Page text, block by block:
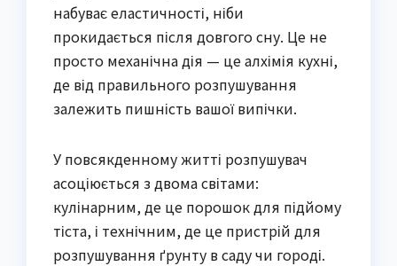
набуває еластичності, ніби
прокидається після довгого сну. Це не
просто механічна дія — це алхімія кухні,
де від правильного розпушування
залежить пишність вашої випічки.
У повсякденному житті розпушувач
асоціюється з двома світами:
кулінарним, де це порошок для підйому
тіста, і технічним, де це пристрій для
розпушування ґрунту в саду чи городі.